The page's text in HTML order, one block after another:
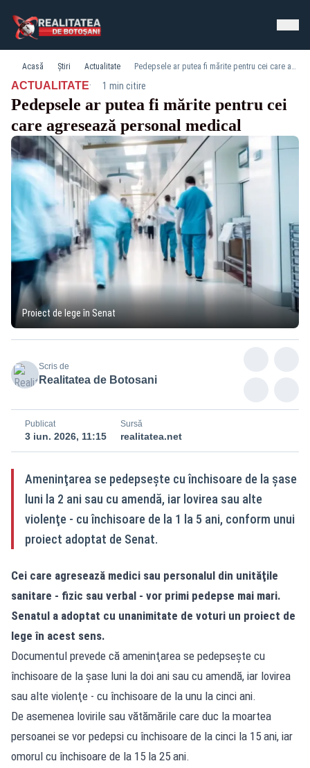
Acasă Știri Actualitate Pedepsele ar putea fi mărite pentru cei care agresează personal medical
ACTUALITATE· 1 min citire
Pedepsele ar putea fi mărite pentru cei
care agresează personal medical
Proiect de lege în Senat
Scris de
Realitatea de Botosani
Publicat
3 iun. 2026, 11:15
Sursă
realitatea.net
Ameninţarea se pedepseşte cu închisoare de la șase
luni la 2 ani sau cu amendă, iar lovirea sau alte
violenţe - cu închisoare de la 1 la 5 ani, conform unui
proiect adoptat de Senat.
Cei care agresează medici sau personalul din unităţile
sanitare - fizic sau verbal - vor primi pedepse mai mari.
Senatul a adoptat cu unanimitate de voturi un proiect de
lege în acest sens.
Documentul prevede că ameninţarea se pedepseşte cu
închisoare de la șase luni la doi ani sau cu amendă, iar lovirea
sau alte violenţe - cu închisoare de la unu la cinci ani.
De asemenea lovirile sau vătămările care duc la moartea
persoanei se vor pedepsi cu închisoare de la cinci la 15 ani, iar
omorul cu închisoare de la 15 la 25 ani.